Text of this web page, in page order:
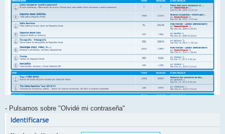
- Pulsamos sobre "Olvidé mi contraseña"